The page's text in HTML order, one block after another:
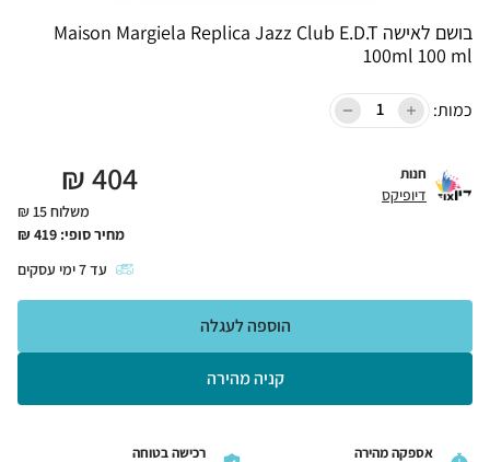
בושם לאישה Maison Margiela Replica Jazz Club E.D.T
100ml 100 ml
כמות:
חנות
דיופיקס 404
₪
משלוח 15 ₪
מחיר סופי: 419
₪
עד7ימי עסקים
קניה מהירה
הוספה לעגלה
אספקה מהירה
רכישה בטוחה